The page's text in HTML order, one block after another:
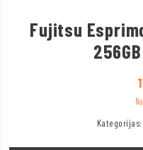
Fujitsu
Kategorijas: